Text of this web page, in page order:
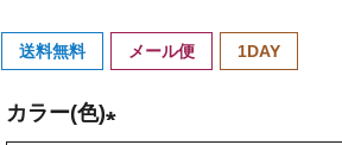
送料無料 メール便 1DAY
カラー(色)